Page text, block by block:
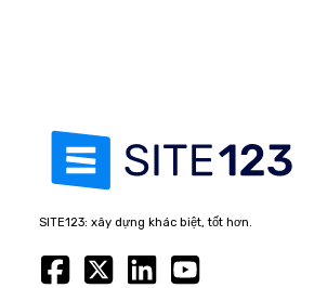
SITE123: xây dựng khác biệt, tốt hơn.